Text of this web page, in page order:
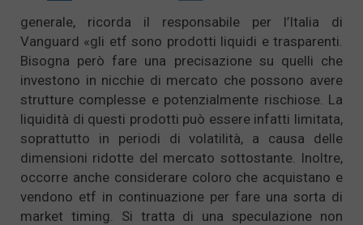
generale, ricorda il responsabile per l’Italia di
Vanguard «gli etf sono prodotti liquidi e trasparenti.
Bisogna però fare una precisazione su quelli che
investono in nicchie di mercato che possono avere
strutture complesse e potenzialmente rischiose. La
liquidità di questi prodotti può essere infatti limitata,
soprattutto in periodi di volatilità, a causa delle
dimensioni ridotte del mercato sottostante. Inoltre,
occorre anche considerare coloro che acquistano e
vendono etf in continuazione per fare una sorta di
market timing. Si tratta di una speculazione non